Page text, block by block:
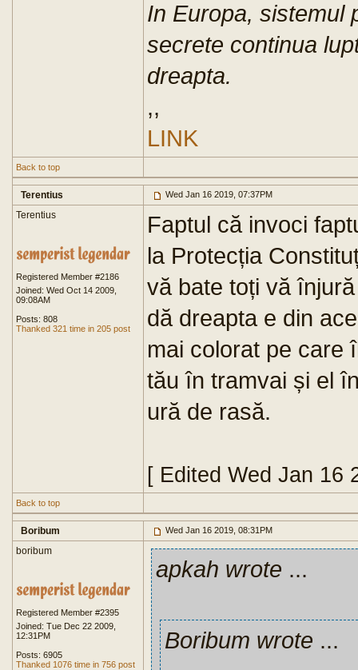
In Europa, sistemul
secrete continua
dreapta.
,,
LINK
Back to top
Terentius Wed Jan 16 2019, 07:37PM
Terentius
Registered Member #2186
Joined: Wed Oct 14 2009,
09:08AM
Posts: 808
Thanked 321 time in 205 post
Faptul că invoci
la Protecția
vă bate toți vă
dă dreapta e din
mai colorat pe care
tău în tramvai și el
ură de rasă.
[ Edited Wed Jan 16
Back to top
Boribum Wed Jan 16 2019, 08:31PM
boribum
Registered Member #2395
Joined: Tue Dec 22 2009,
12:31PM
Posts: 6905
Thanked 1076 time in 756 post
apkah wrote ...
Boribum wrote ...